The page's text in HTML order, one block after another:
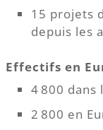
15 projets
depuis les
Effectifs en
4 800 dans
2 800 en